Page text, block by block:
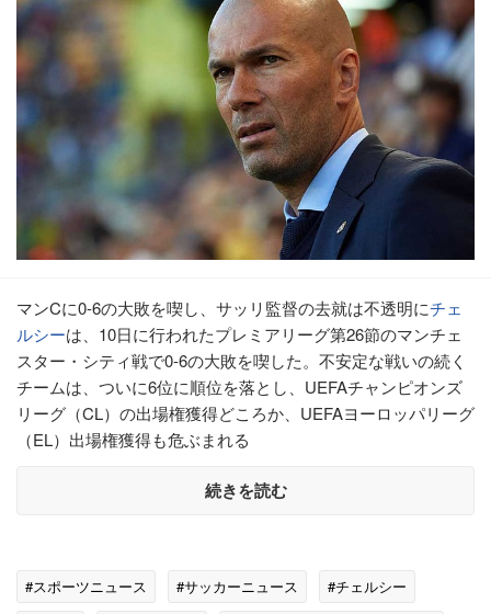
マンCに0-6の大敗を喫し、サッリ監督の去就は不透明にチェ
ルシーは、10日に行われたプレミアリーグ第26節のマンチェ
スター・シティ戦で0-6の大敗を喫した。不安定な戦いの続く
チームは、ついに6位に順位を落とし、UEFAチャンピオンズ
リーグ（CL）の出場権獲得どころか、UEFAヨーロッパリーグ
（EL）出場権獲得も危ぶまれる
続きを読む
#スポーツニュース #サッカーニュース
#チェルシー